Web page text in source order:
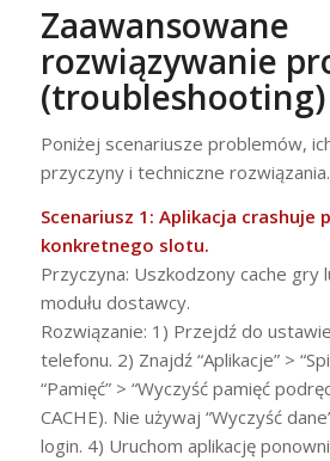
Zaawansowane
rozwiązywanie
(troubleshooting)
Poniżej scenariusze problemów,
przyczyny i techniczne rozwiązania.
Scenariusz 1: Aplikacja crashuje
konkretnego slotu.
Przyczyna: Uszkodzony cache gry
modułu dostawcy.
Rozwiązanie: 1) Przejdź do
telefonu. 2) Znajdź “Aplikacje” >
“Pamięć” > “Wyczyść pamięć
CACHE). Nie używaj “Wyczyść
login. 4) Uruchom aplikację